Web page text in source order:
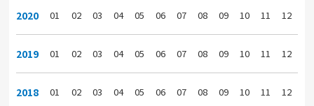
2020 01 02 03 04 05 06 07 08 09 10 11 12
2019 01 02 03 04 05 06 07 08 09 10 11 12
2018 01 02 03 04 05 06 07 08 09 10 11 12